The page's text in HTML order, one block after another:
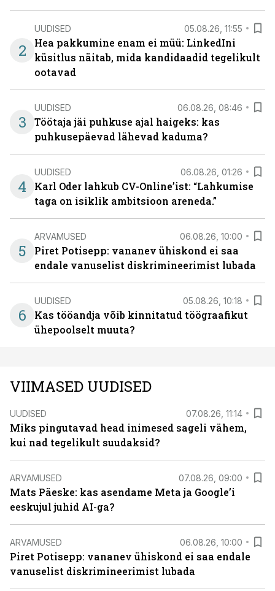
2
UUDISED 05.08.26, 11:55
Hea pakkumine enam ei müü: LinkedIni
küsitlus näitab, mida kandidaadid tegelikult
ootavad
3
UUDISED 06.08.26, 08:46
Töötaja jäi puhkuse ajal haigeks: kas
puhkusepäevad lähevad kaduma?
4
UUDISED 06.08.26, 01:26
Karl Oder lahkub CV-Online’ist: “Lahkumise
taga on isiklik ambitsioon areneda.”
5
ARVAMUSED 06.08.26, 10:00
Piret Potisepp: vananev ühiskond ei saa
endale vanuselist diskrimineerimist lubada
6
UUDISED 05.08.26, 10:18
Kas tööandja võib kinnitatud töögraafikut
ühepoolselt muuta?
VIIMASED UUDISED
UUDISED 07.08.26, 11:14
Miks pingutavad head inimesed sageli vähem,
kui nad tegelikult suudaksid?
ARVAMUSED 07.08.26, 09:00
Mats Päeske: kas asendame Meta ja Google’i
eeskujul juhid AI-ga?
ARVAMUSED 06.08.26, 10:00
Piret Potisepp: vananev ühiskond ei saa endale
vanuselist diskrimineerimist lubada